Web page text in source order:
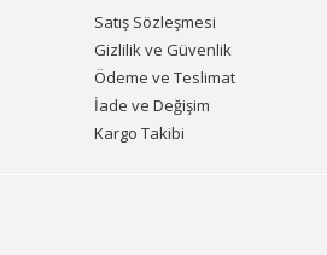
Satış Sözleşmesi
Gizlilik ve Güvenlik
Ödeme ve Teslimat
İade ve Değişim
Kargo Takibi